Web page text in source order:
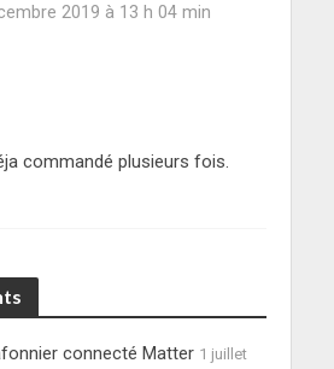
2019 à 13 h 04 min
commandé plusieurs fois.
connecté Matter 1 juillet